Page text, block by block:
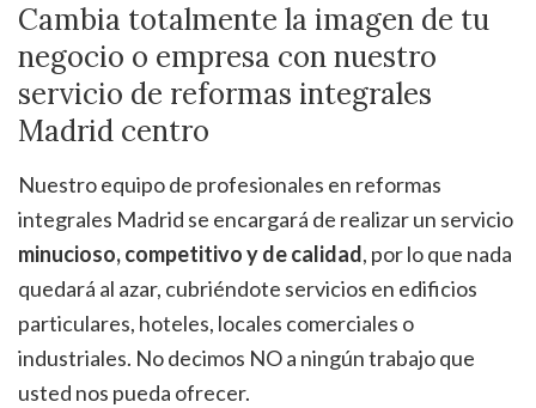
Cambia totalmente la imagen de tu
negocio o empresa con nuestro
servicio de reformas integrales
Madrid centro
Nuestro equipo de profesionales en reformas
integrales Madrid se encargará de realizar un servicio
minucioso, competitivo y de calidad, por lo que nada
quedará al azar, cubriéndote servicios en edificios
particulares, hoteles, locales comerciales o
industriales. No decimos NO a ningún trabajo que
usted nos pueda ofrecer.